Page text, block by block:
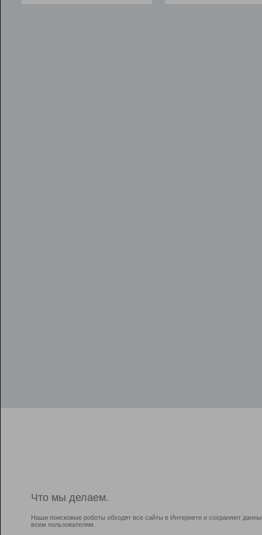
Что мы делаем.
Наши поисковые роботы обходят все сайты в Интернете и сохраняют
всем пользователям.